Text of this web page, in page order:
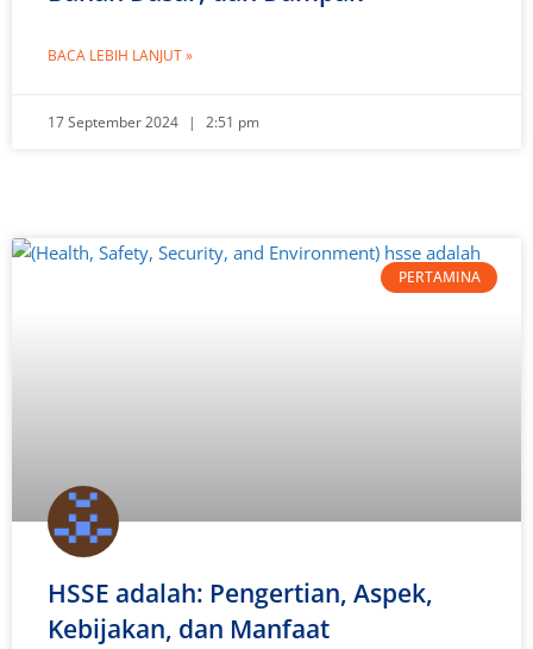
BACA LEBIH LANJUT »
17 September 2024 2:51 pm
PERTAMINA
HSSE adalah: Pengertian, Aspek,
Kebijakan, dan Manfaat